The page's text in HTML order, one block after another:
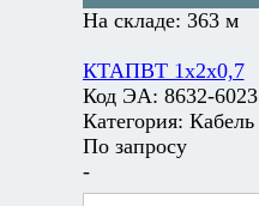
На складе: 363 м
КТАПВТ 1х2х0,7
Код ЭА: 8632-6023
Категория: Кабель
По запросу
-